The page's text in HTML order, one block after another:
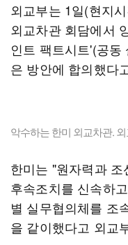
외교부는 1일(현지
외교차관 회담에서
인트 팩트시트'(공
은 방안에 합의했다
악수하는 한미 외교차관.
한미는 "원자력과
후속조치를 신속하
별 실무협의체를 조
을 같이했다고 외교